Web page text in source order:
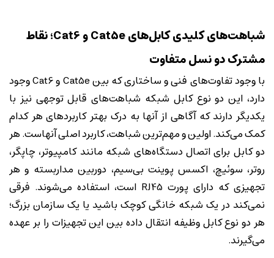
شباهت‌های کلیدی کابل‌های Cat5e و Cat6؛ نقاط
مشترک دو نسل متفاوت
با وجود تفاوت‌های فنی و ساختاری که بین Cat5e و Cat6 وجود
دارد، این دو نوع کابل شبکه شباهت‌های قابل توجهی نیز با
یکدیگر دارند که آگاهی از آنها به درک بهتر کاربردهای هر کدام
کمک می‌کند. اولین و مهم‌ترین شباهت، کاربرد اصلی آنهاست. هر
دو کابل برای اتصال دستگاه‌های شبکه مانند کامپیوتر، چاپگر،
روتر، سوئیچ، اکسس پوینت بی‌سیم، دوربین مداربسته و هر
تجهیزی که دارای پورت RJ45 است، استفاده می‌شوند. فرقی
نمی‌کند در یک شبکه خانگی کوچک باشید یا یک سازمان بزرگ؛
هر دو نوع کابل وظیفه انتقال داده بین این تجهیزات را بر عهده
می‌گیرند.